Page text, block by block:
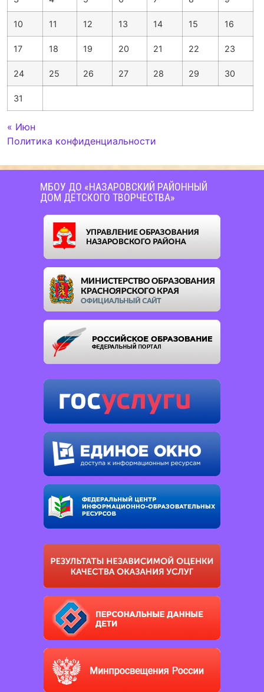
10 11 12 13 14 15 16
17 18 19 20 21 22 23
24 25 26 27 28 29 30
31
« Июн
Политика конфиденциальности
МБОУ ДО «НАЗАРОВСКИЙ РАЙОННЫЙ
ДОМ ДЕТСКОГО ТВОРЧЕСТВА»